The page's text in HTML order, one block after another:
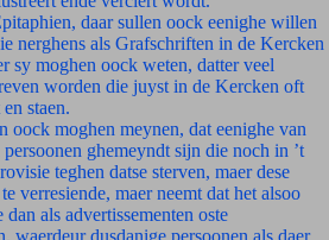
daar sullen oock eenighe willen
nerghens als Grafschriften in de Kercken
sy moghen oock weten, datter veel
worden die juyst in de Kercken oft
staen.
moghen meynen, dat eenighe van
ghemeyndt sijn die noch in ’t
teghen datse sterven, maer dese
verresiende, maer neemt dat het alsoo
dan als advertissementen oste
waerdeur dusdanige persoonen als daer